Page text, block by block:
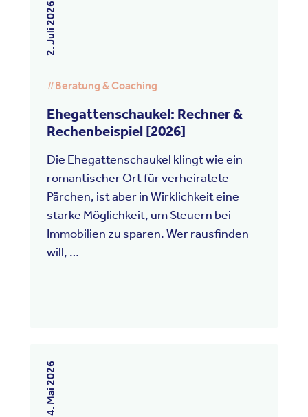
2. Juli 2026
#Beratung & Coaching
Ehegattenschaukel: Rechner &
Rechenbeispiel [2026]
Die Ehegattenschaukel klingt wie ein
romantischer Ort für verheiratete
Pärchen, ist aber in Wirklichkeit eine
starke Möglichkeit, um Steuern bei
Immobilien zu sparen. Wer rausfinden
will, …
4. Mai 2026